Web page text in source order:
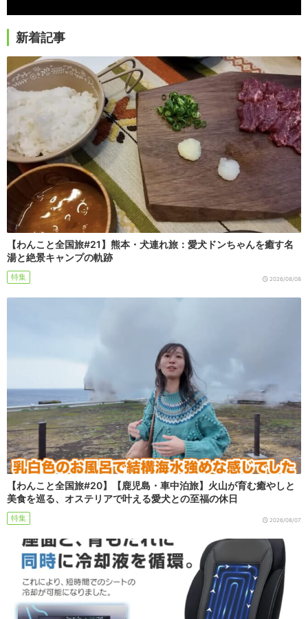
新着記事
【わんこと全国旅#21】熊本・犬連れ旅：愛犬ドンちゃんを癒す名
湯と絶景キャンプの軌跡
特集 2026/08/08
【わんこと全国旅#20】【鹿児島・車中泊旅】火山が育む癒やしと
美食を巡る、オステリアで叶える愛犬との至福の休日
特集 2026/08/07